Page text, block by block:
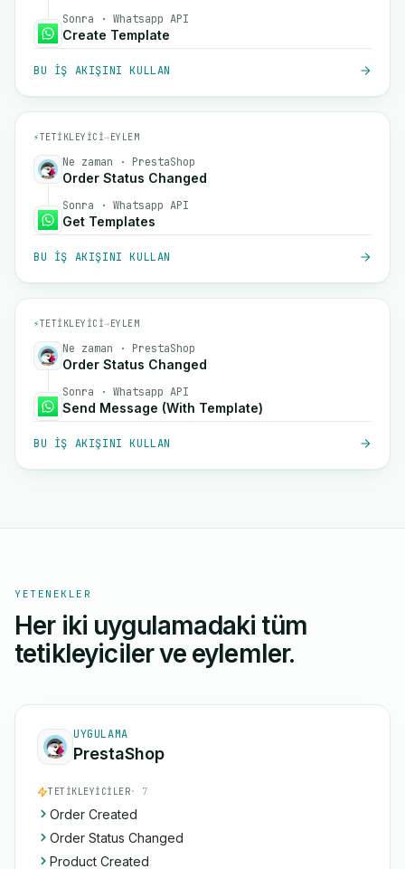
Sonra · Whatsapp API
Create Template
BU IŞ AKIŞINI KULLAN
⚡TETIKLEYICI→EYLEM
Ne zaman · PrestaShop
Order Status Changed
Sonra · Whatsapp API
Get Templates
BU IŞ AKIŞINI KULLAN
⚡TETIKLEYICI→EYLEM
Ne zaman · PrestaShop
Order Status Changed
Sonra · Whatsapp API
Send Message (With Template)
BU IŞ AKIŞINI KULLAN
YETENEKLER
Her iki uygulamadaki tüm
tetikleyiciler ve eylemler.
UYGULAMA
PrestaShop
TETIKLEYICILER· 7
Order Created
Order Status Changed
Product Created